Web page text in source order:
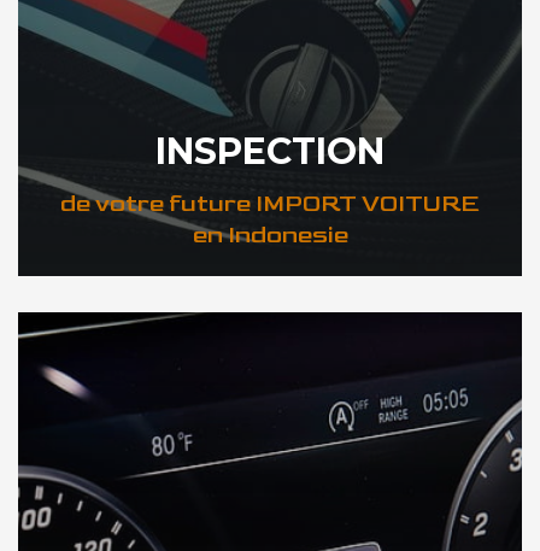
INSPECTION
de votre future IMPORT VOITURE
en Indonesie
DÉCOUVREZ VOTRE INSPECTION AUTO en Indonesie